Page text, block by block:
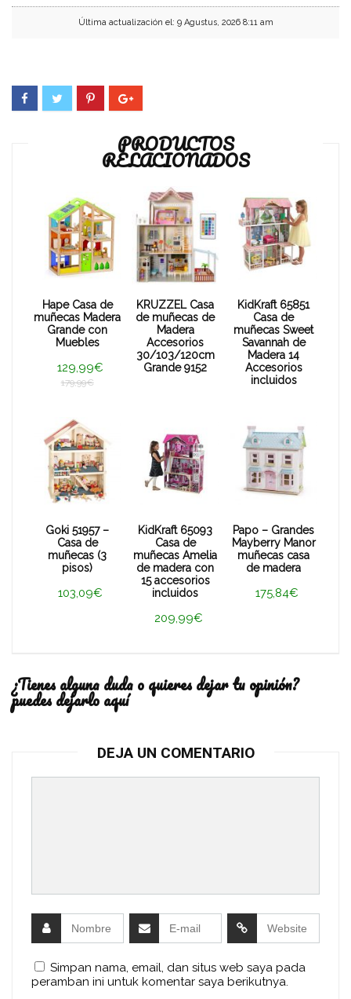
Última actualización el: 9 Agustus, 2026 8:11 am
PRODUCTOS
RELACIONADOS
Hape Casa de
muñecas Madera
Grande con
Muebles
129,99€
179,99€
KRUZZEL Casa
de muñecas de
Madera
Accesorios
30/103/120cm
Grande 9152
KidKraft 65851
Casa de
muñecas Sweet
Savannah de
Madera 14
Accesorios
incluidos
Goki 51957 –
Casa de
muñecas (3
pisos)
103,09€
KidKraft 65093
Casa de
muñecas Amelia
de madera con
15 accesorios
incluidos
209,99€
Papo – Grandes
Mayberry Manor
muñecas casa
de madera
175,84€
¿Tienes alguna duda o quieres dejar tu opinión?
puedes dejarlo aquí
DEJA UN COMENTARIO
Simpan nama, email, dan situs web saya pada
peramban ini untuk komentar saya berikutnya.